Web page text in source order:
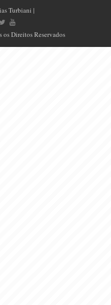
Turbiani |
Direitos Reservados